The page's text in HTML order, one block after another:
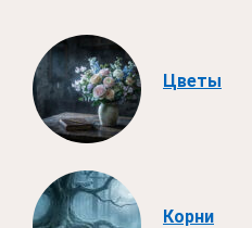
Цветы
Корни